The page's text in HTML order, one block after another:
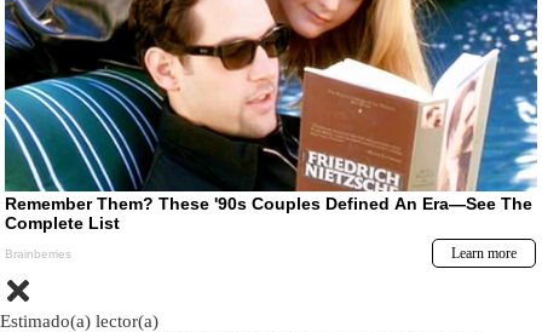
Estimado(a) lector(a)